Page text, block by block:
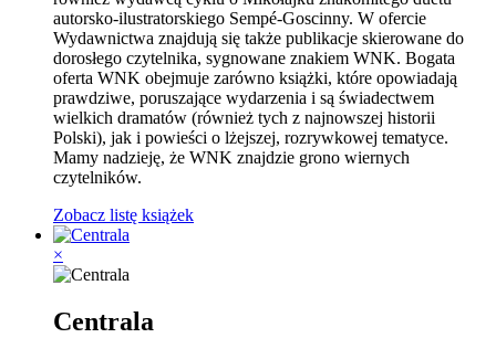
autorsko-ilustratorskiego Sempé-Goscinny. W ofercie
Wydawnictwa znajdują się także publikacje skierowane do
dorosłego czytelnika, sygnowane znakiem WNK. Bogata
oferta WNK obejmuje zarówno książki, które opowiadają
prawdziwe, poruszające wydarzenia i są świadectwem
wielkich dramatów (również tych z najnowszej historii
Polski), jak i powieści o lżejszej, rozrywkowej tematyce.
Mamy nadzieję, że WNK znajdzie grono wiernych
czytelników.
Zobacz listę książek
×
Centrala